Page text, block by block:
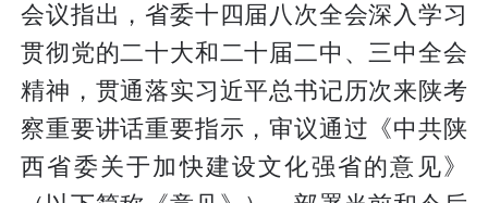
会议指出，省委十四届八次全会深入学习
贯彻党的二十大和二十届二中、三中全会
精神，贯通落实习近平总书记历次来陕考
察重要讲话重要指示，审议通过《中共陕
西省委关于加快建设文化强省的意见》